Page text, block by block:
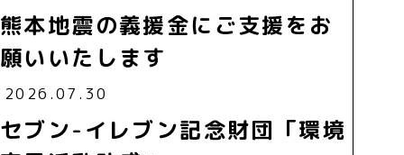
熊本地震の義援金にご支援をお
願いいたします
2026.07.30
セブン-イレブン記念財団「環境